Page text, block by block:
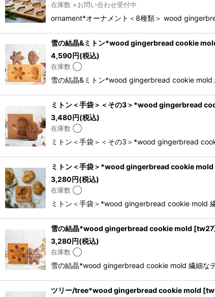
在庫数 ×お問い合わせ受付中
ornament*オーナメント＜8種類＞ wood
雪の結晶&ミトン*wood gingerbread cookie
4,590円(税込)
在庫数 ◯
雪の結晶&ミトン*wood gingerbread cookie mold
ミトン＜手袋＞＜その3＞*wood gingerbread
3,480円(税込)
在庫数 ◯
ミトン＜手袋＞＜その3＞*wood gingerbread
ミトン＜手袋＞*wood gingerbread cookie mold
3,280円(税込)
在庫数 ◯
ミトン＜手袋＞*wood gingerbread cookie mold
雪の結晶*wood gingerbread cookie mold [tw27
3,280円(税込)
在庫数 ◯
雪の結晶*wood gingerbread cookie mold 繊細な
ツリー/tree*wood gingerbread cookie mold [